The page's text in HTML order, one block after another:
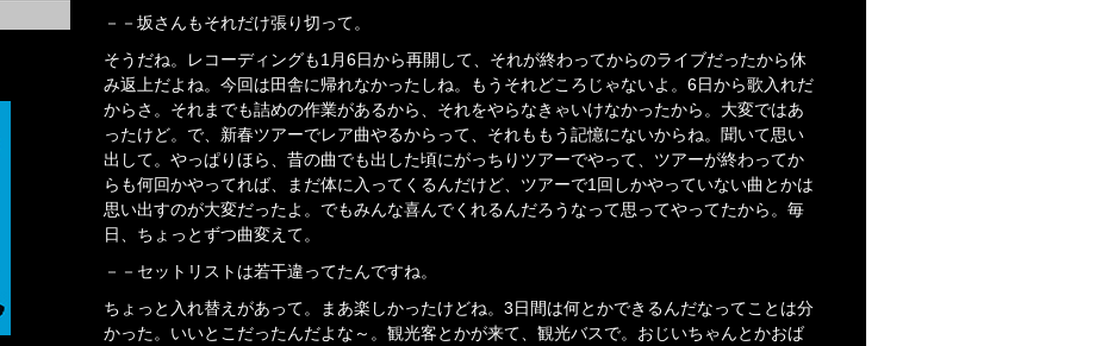
－－坂さんもそれだけ張り切って。
そうだね。レコーディングも1月6日から再開して、それが終わってからのライブだったから休
み返上だよね。今回は田舎に帰れなかったしね。もうそれどころじゃないよ。6日から歌入れだ
からさ。それまでも詰めの作業があるから、それをやらなきゃいけなかったから。大変ではあ
ったけど。で、新春ツアーでレア曲やるからって、それももう記憶にないからね。聞いて思い
出して。やっぱりほら、昔の曲でも出した頃にがっちりツアーでやって、ツアーが終わってか
らも何回かやってれば、まだ体に入ってくるんだけど、ツアーで1回しかやっていない曲とかは
思い出すのが大変だったよ。でもみんな喜んでくれるんだろうなって思ってやってたから。毎
日、ちょっとずつ曲変えて。
－－セットリストは若干違ってたんですね。
ちょっと入れ替えがあって。まあ楽しかったけどね。3日間は何とかできるんだなってことは分
かった。いいとこだったんだよな～。観光客とかが来て、観光バスで。おじいちゃんとかおば